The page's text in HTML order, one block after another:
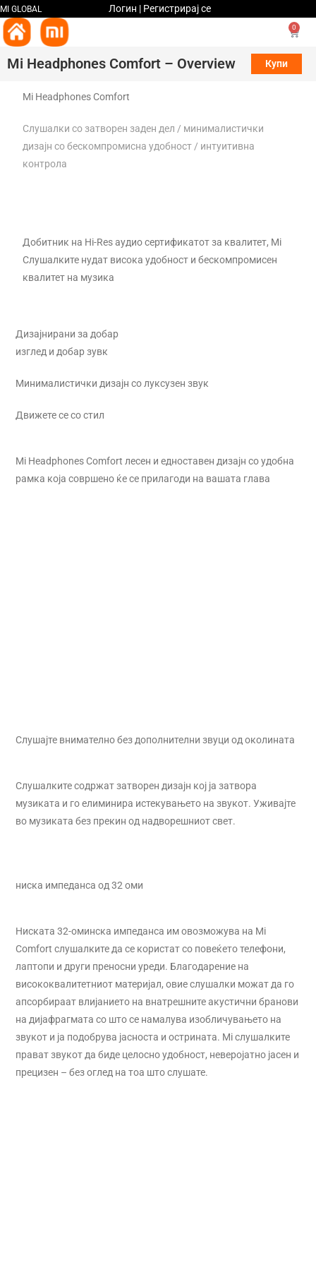
MI GLOBAL Логин | Регистрирај се
0
Mi Headphones Comfort – Overview Купи
Mi Headphones Comfort
Слушалки со затворен заден дел / минималистички
дизајн со бескомпромисна удобност / интуитивна
контрола
Добитник на Hi-Res аудио сертификатот за квалитет, Mi
Слушалките нудат висока удобност и бескомпромисен
квалитет на музика
Дизајнирани за добар
изглед и добар зувк
Минималистички дизајн со луксузен звук
Движете се со стил
Mi Headphones Comfort лесен и едноставен дизајн со удобна
рамка која совршено ќе се прилагоди на вашата глава
Слушајте внимателно без дополнителни звуци од околината
Слушалките содржат затворен дизајн кој ја затвора
музиката и го елиминира истекувањето на звукот. Уживајте
во музиката без прекин од надворешниот свет.
ниска импеданса од 32 оми
Ниската 32-оминска импеданса им овозможува на Mi
Comfort слушалките да се користат со повеќето телефони,
лаптопи и други преносни уреди. Благодарение на
висококвалитетниот материјал, овие слушалки можат да го
апсорбираат влијанието на внатрешните акустични бранови
на дијафрагмата со што се намалува изобличувањето на
звукот и ја подобрува јасноста и острината. Мi слушалките
прават звукот да биде целосно удобност, неверојатно јасен и
прецизен – без оглед на тоа што слушате.